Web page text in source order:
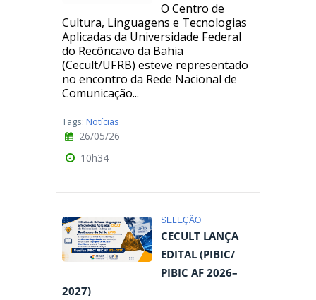
O Centro de
Cultura, Linguagens e Tecnologias
Aplicadas da Universidade Federal
do Recôncavo da Bahia
(Cecult/UFRB) esteve representado
no encontro da Rede Nacional de
Comunicação...
Tags: Notícias
26/05/26
10h34
SELEÇÃO
CECULT LANÇA
EDITAL (PIBIC/
PIBIC AF 2026–
2027)